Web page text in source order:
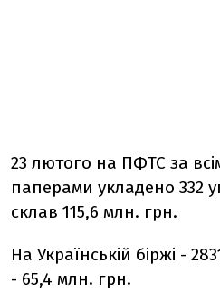
23 лютого на ПФТС за
паперами укладено 332
склав 115,6 млн. грн.
На Українській біржі -
- 65,4 млн. грн.